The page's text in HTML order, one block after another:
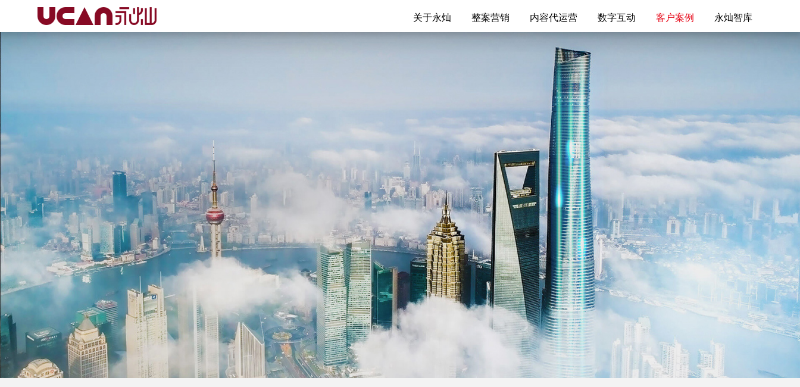
关于永灿 整案营销 内容代运营 数字互动 客户案例 永灿智库